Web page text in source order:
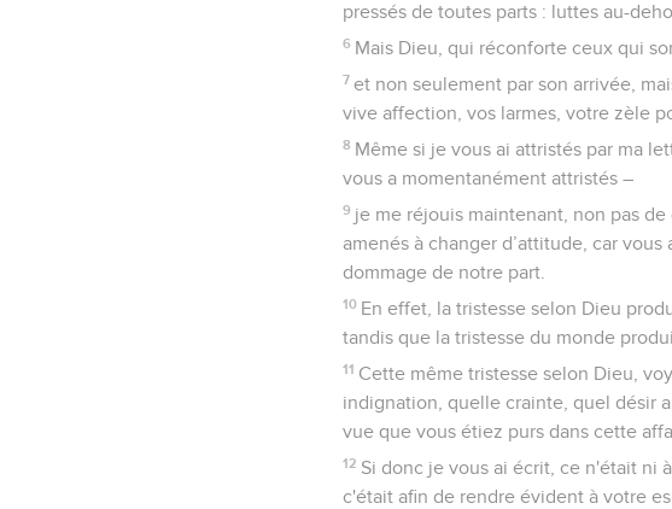
pressés de toutes parts : luttes au-
6 Mais Dieu, qui réconforte ceux qui
7 et non seulement par son arrivée,
vive affection, vos larmes, votre zèle
8 Même si je vous ai attristés par ma
vous a momentanément attristés –
9 je me réjouis maintenant, non pas
amenés à changer d’attitude, car
dommage de notre part.
10 En effet, la tristesse selon Dieu
tandis que la tristesse du monde
11 Cette même tristesse selon Dieu,
indignation, quelle crainte, quel désir
vue que vous étiez purs dans cette
12 Si donc je vous ai écrit, ce n'était ni
c'était afin de rendre évident à votre